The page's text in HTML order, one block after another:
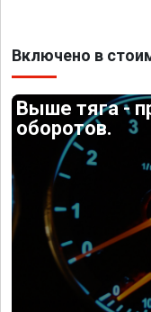
Включено в
Выше тяга -
оборотов.